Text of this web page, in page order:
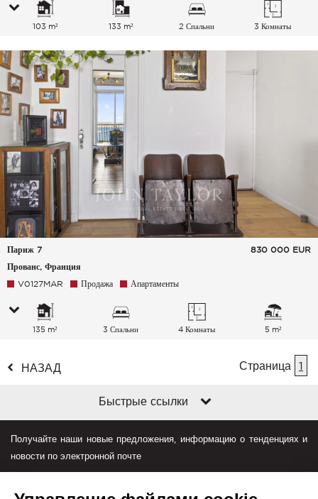
103 m² 133 m² 2 Спальни 3 Комнаты
Париж 7
Прованс, Франция
830 000 EUR
V0127MAR Продажа Апартаменты
135 m² 3 Спальни 4 Комнаты 5 m²
НАЗАД Страница 1
Быстрые ссылки
Получайте наши новые предложения, информацию о тенденциях и
новости по электронной почте